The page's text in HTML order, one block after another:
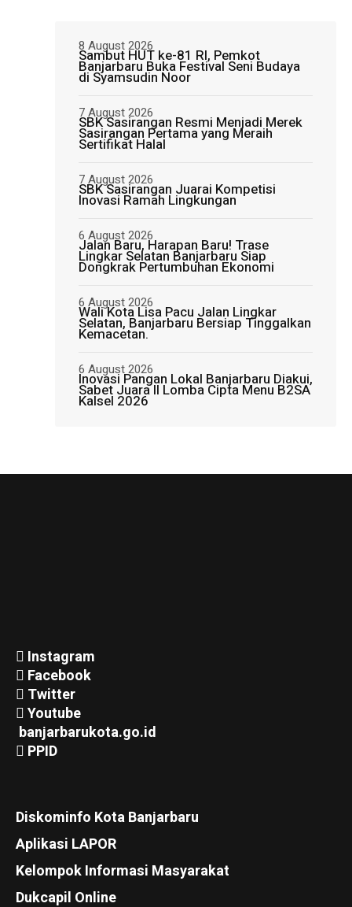
Sambut HUT ke-81 RI, Pemkot
Banjarbaru Buka Festival Seni Budaya
di Syamsudin Noor
8 August 2026
SBK Sasirangan Resmi Menjadi Merek
Sasirangan Pertama yang Meraih
Sertifikat Halal
7 August 2026
SBK Sasirangan Juarai Kompetisi
Inovasi Ramah Lingkungan
7 August 2026
Jalan Baru, Harapan Baru! Trase
Lingkar Selatan Banjarbaru Siap
Dongkrak Pertumbuhan Ekonomi
6 August 2026
Wali Kota Lisa Pacu Jalan Lingkar
Selatan, Banjarbaru Bersiap Tinggalkan
Kemacetan.
6 August 2026
Inovasi Pangan Lokal Banjarbaru Diakui,
Sabet Juara II Lomba Cipta Menu B2SA
Kalsel 2026
6 August 2026
Instagram
Facebook
Twitter
Youtube
banjarbarukota.go.id
PPID
Diskominfo Kota Banjarbaru
Aplikasi LAPOR
Kelompok Informasi Masyarakat
Dukcapil Online